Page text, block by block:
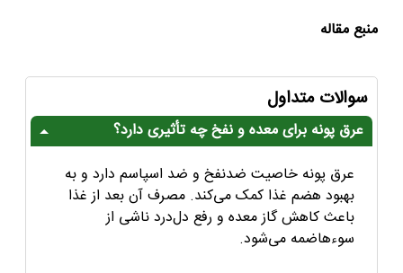
منبع مقاله
سوالات متداول
عرق پونه برای معده و نفخ چه تأثیری دارد؟
عرق پونه خاصیت ضدنفخ و ضد اسپاسم دارد و به
بهبود هضم غذا کمک می‌کند. مصرف آن بعد از غذا
باعث کاهش گاز معده و رفع دل‌درد ناشی از
سوء‌هاضمه می‌شود.